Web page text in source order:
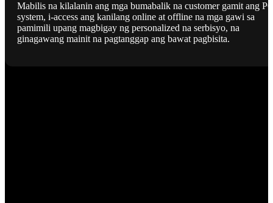
Mabilis na kilalanin ang mga bumabalik na customer gamit ang
system, i-access ang kanilang online at offline na mga gawi sa
pamimili upang magbigay ng personalized na serbisyo, na
ginagawang mainit na pagtanggap ang bawat pagbisita.